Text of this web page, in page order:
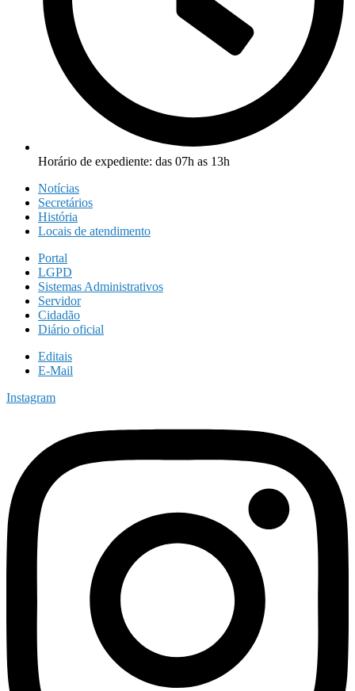
Horário de expediente: das 07h as 13h
Notícias
Secretários
História
Locais de atendimento
Portal
LGPD
Sistemas Administrativos
Servidor
Cidadão
Diário oficial
Editais
E-Mail
Instagram